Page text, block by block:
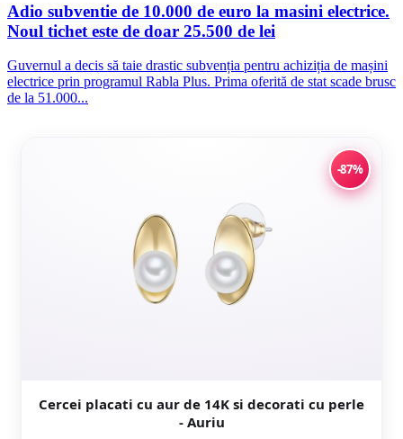
Adio subventie de 10.000 de euro la masini electrice.
Noul tichet este de doar 25.500 de lei
Guvernul a decis să taie drastic subvenția pentru achiziția de mașini
electrice prin programul Rabla Plus. Prima oferită de stat scade brusc
de la 51.000...
-87%
Cercei placati cu aur de 14K si decorati cu perle
- Auriu